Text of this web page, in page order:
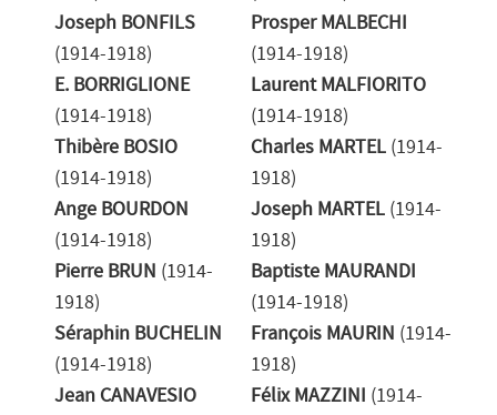
Joseph BONFILS
(1914-1918)
E. BORRIGLIONE
(1914-1918)
Thibère BOSIO
(1914-1918)
Ange BOURDON
(1914-1918)
Pierre BRUN (1914-
1918)
Séraphin BUCHELIN
(1914-1918)
Jean CANAVESIO
Prosper MALBECHI
(1914-1918)
Laurent MALFIORITO
(1914-1918)
Charles MARTEL (1914-
1918)
Joseph MARTEL (1914-
1918)
Baptiste MAURANDI
(1914-1918)
François MAURIN (1914-
1918)
Félix MAZZINI (1914-